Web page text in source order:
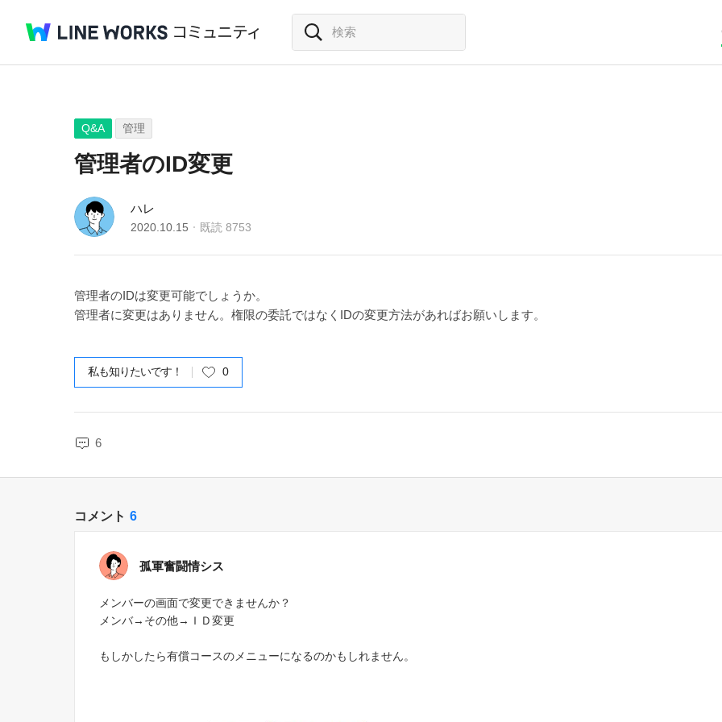
Q&A 管理
管理者のID変更
ハレ
2020.10.15 既読 8753
管理者のIDは変更可能でしょうか。
管理者に変更はありません。権限の委託ではなくIDの変更方法があればお願いします。
私も知りたいです！ 0
6
コメント 6
孤軍奮闘情シス
メンバーの画面で変更できませんか？
メンバ→その他→ＩＤ変更
もしかしたら有償コースのメニューになるのかもしれません。